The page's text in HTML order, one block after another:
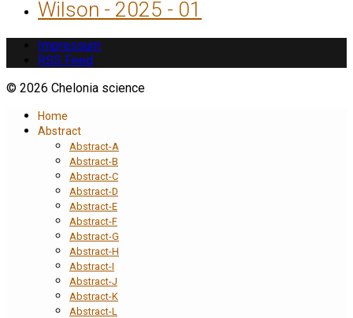
Wilson - 2025 - 01
Impressum
RSS Feed
© 2026 Chelonia science
Home
Abstract
Abstract-A
Abstract-B
Abstract-C
Abstract-D
Abstract-E
Abstract-F
Abstract-G
Abstract-H
Abstract-I
Abstract-J
Abstract-K
Abstract-L